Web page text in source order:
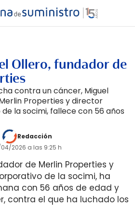
Ollero, fundador de
contra un cáncer, Miguel
Properties y director
la socimi, fallece con 56 años
Redacción
04/2026 a las 9:25 h
de Merlin Properties y
de la socimi, ha
con 56 años de edad y
contra el que ha luchado los